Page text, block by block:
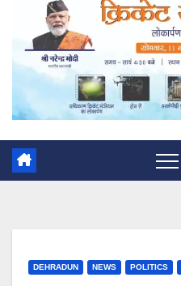
DEHRADUN NEWS POLITICS